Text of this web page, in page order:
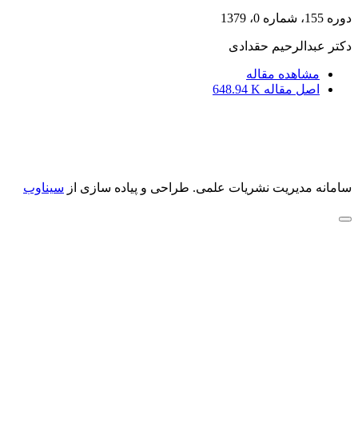
دوره 155، شماره 0، 1379
دکتر عبدالرحیم حقدادی
مشاهده مقاله
اصل مقاله 648.94 K
سامانه مدیریت نشریات علمی. طراحی و پیاده سازی از سیناوب